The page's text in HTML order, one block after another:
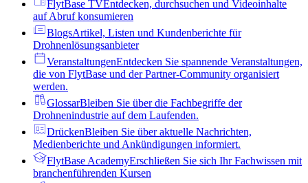
FlytBase TVEntdecken, durchsuchen und Videoinhalte
auf Abruf konsumieren
BlogsArtikel, Listen und Kundenberichte für
Drohnenlösungsanbieter
VeranstaltungenEntdecken Sie spannende Veranstaltungen,
die von FlytBase und der Partner-Community organisiert
werden.
GlossarBleiben Sie über die Fachbegriffe der
Drohnenindustrie auf dem Laufenden.
DrückenBleiben Sie über aktuelle Nachrichten,
Medienberichte und Ankündigungen informiert.
FlytBase AcademyErschließen Sie sich Ihr Fachwissen mit
branchenführenden Kursen